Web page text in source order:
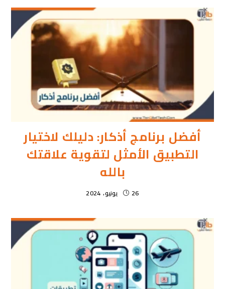
أفضل برنامج أذكار: دليلك لاختيار
التطبيق الأمثل لتقوية علاقتك
بالله
26 يونيو، 2024